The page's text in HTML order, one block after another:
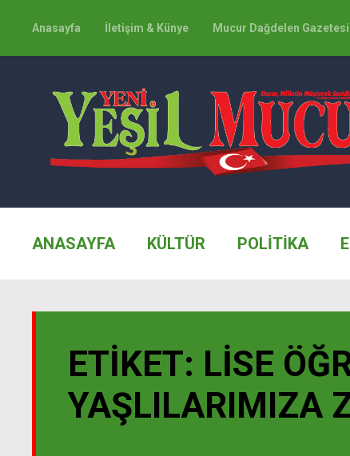
Anasayfa İletişim & Künye Mucur Dağdelen Gazetesi
ANASAYFA KÜLTÜR POLİTİKA
ETIKET: LISE
YAŞLILARIMIZA